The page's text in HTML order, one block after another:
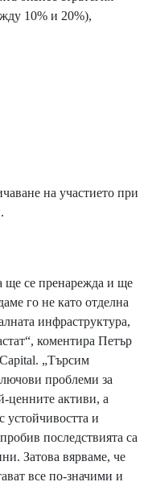
10% и 20%),
на участието при
ще се пренарежда и ще
го не като отделна
инфраструктура,
коментира Петър
„Търсим
проблеми за
ценните активи, а
устойчивостта и
последствията са
Затова вярваме, че
все по-значими и